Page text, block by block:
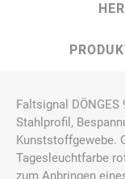
Faltsignal
Stahlprofil,
Kunststoffgewebe.
Tagesleuchtfarbe
zum Anbringen